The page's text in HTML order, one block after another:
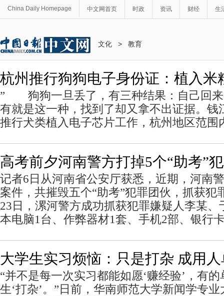
China Daily Homepage 中文网首页 时政 资讯 财经 生
文化 > 教育
杭州推行狗狗电子身份证：植入米
” 狗狗一旦丢了，有三种结果：自己回来
有就是这一种，找到了却又拿不出证据。钱
推行犬类植入电子芯片工作，杭州地区范围
高考前夕河南警方打掉5个“助考”
记者6日从河南省公安厅获悉，近期，河南
案件，共摧毁五个“助考”犯罪团伙，抓获犯
23日，漯河警方成功抓获犯罪嫌疑人李某、
本电脑1台、作弊器材1套、手机2部、银行
大学生实习烦恼：只是打杂 成用
“并不是每一次实习都能如愿‘赚经验’，有
生‘打杂’。”日前，华南师范大学新闻学专